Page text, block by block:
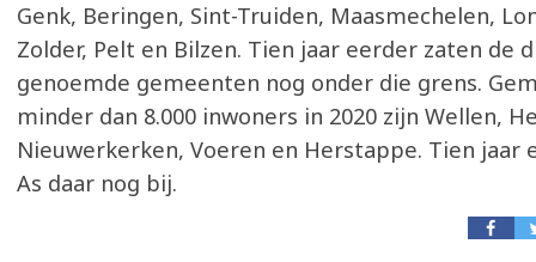
Genk, Beringen, Sint-Truiden, Maasmechelen,
Zolder, Pelt en Bilzen. Tien jaar eerder zaten de
genoemde gemeenten nog onder die grens.
minder dan 8.000 inwoners in 2020 zijn Wellen,
Nieuwerkerken, Voeren en Herstappe. Tien jaar
As daar nog bij.